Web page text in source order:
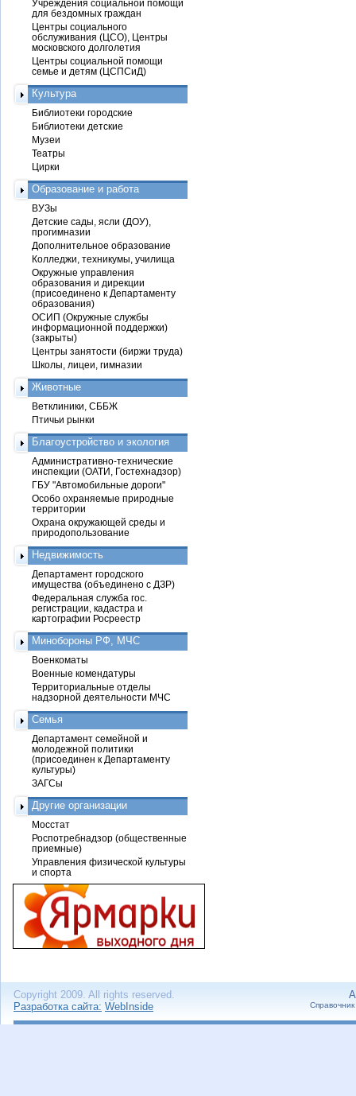
Учреждения социальной помощи
для бездомных граждан
Центры социального
обслуживания (ЦСО), Центры
московского долголетия
Центры социальной помощи
семье и детям (ЦСПСиД)
Культура
Библиотеки городские
Библиотеки детские
Музеи
Театры
Цирки
Образование и работа
ВУЗы
Детские сады, ясли (ДОУ),
прогимназии
Дополнительное образование
Колледжи, техникумы, училища
Окружные управления
образования и дирекции
(присоединено к Департаменту
образования)
ОСИП (Окружные службы
информационной поддержки)
(закрыты)
Центры занятости (биржи труда)
Школы, лицеи, гимназии
Животные
Ветклиники, СББЖ
Птичьи рынки
Благоустройство и экология
Административно-технические
инспекции (ОАТИ, Гостехнадзор)
ГБУ "Автомобильные дороги"
Особо охраняемые природные
территории
Охрана окружающей среды и
природопользование
Недвижимость
Департамент городского
имущества (объединено с ДЗР)
Федеральная служба гос.
регистрации, кадастра и
картографии Росреестр
Минобороны РФ, МЧС
Военкоматы
Военные комендатуры
Территориальные отделы
надзорной деятельности МЧС
Семья
Департамент семейной и
молодежной политики
(присоединен к Департаменту
культуры)
ЗАГСы
Другие организации
Мосстат
Роспотребнадзор (общественные
приемные)
Управления физической культуры
и спорта
Copyright 2009. All rights reserved.
Разработка сайта: WebInside